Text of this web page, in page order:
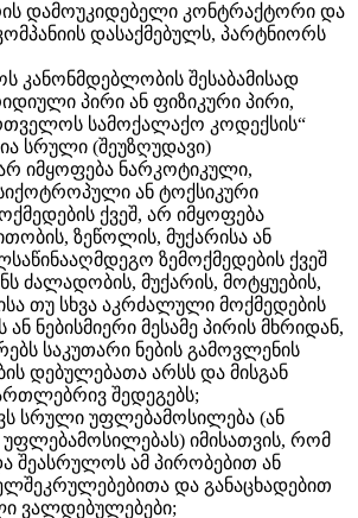
დამოუკიდებელი კონტრაქტორი და
დასაქმებულს, პარტნიორს
კანონმდებლობის შესაბამისად
პირი ან ფიზიკური პირი,
სამოქალაქო კოდექსის“
სრული (შეუზღუდავი)
იმყოფება ნარკოტიკული,
ან ტოქსიკური
ქვეშ, არ იმყოფება
ზეწოლის, მუქარისა ან
ზემოქმედების ქვეშ
ძალადობის, მუქარის, მოტყუების,
თუ სხვა აკრძალული მოქმედების
ან ნებისმიერი მესამე პირის მხრიდან,
საკუთარი ნების გამოვლენის
დებულებათა არსს და მისგან
შედეგებს;
სრული უფლებამოსილება (ან
უფლებამოსილებას) იმისათვის, რომ
შეასრულოს ამ პირობებით ან
და განაცხადებით
ვალდებულებები;